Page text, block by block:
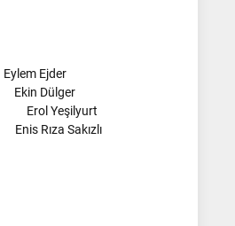
Eylem Ejder
Ekin Dülger
Erol Yeşilyurt
Enis Rıza Sakızlı